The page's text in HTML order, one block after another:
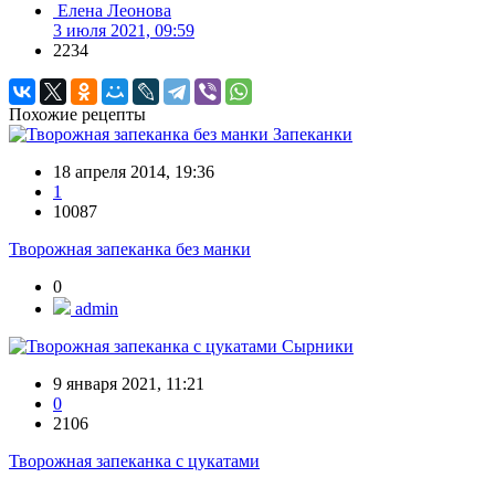
Елена Леонова
3 июля 2021, 09:59
2234
Похожие рецепты
Запеканки
18 апреля 2014, 19:36
1
10087
Творожная запеканка без манки
0
admin
Сырники
9 января 2021, 11:21
0
2106
Творожная запеканка с цукатами